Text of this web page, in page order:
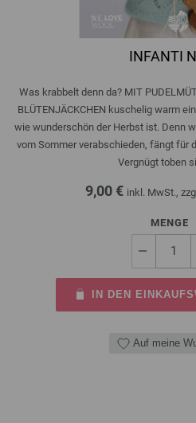
INFANTI
Was krabbelt denn da? MIT
BLÜTENJÄCKCHEN kuschelig warm
wie wunderschön der Herbst ist. Denn
vom Sommer verabschieden, fängt für
Vergnügt toben
9,00 € inkl. MwSt.,
MENGE
IN DEN
Auf meine